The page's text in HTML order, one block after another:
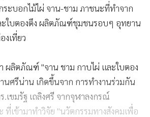
ระบอกไม้ไผ่ จาน-ชาม ภาชนะที่ทำจาก
ะใบตองตึง ผลิตภัณฑ์ชุมชนรอบๆ อุทยาน
งเที่ยว
ผลิตภัณฑ์ "จาน ชาม กาบไผ่ และใบตอง
ศรีน่าน เกิดขึ้นจาก การทำงานร่วมกัน
เขมรัฐ เถลิงศรี จากจุฬาลงกรณ์
เข้ามาทำวิจัย "นวัตกรรมทางสังคมเพื่อ